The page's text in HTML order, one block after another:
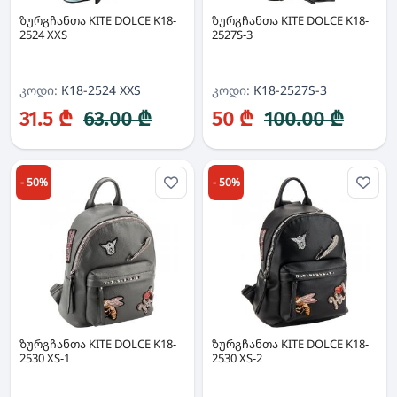
ზურგჩანთა KITE DOLCE K18-
2524 XXS
კოდი: K18-2524 XXS
31.5 ₾ 63.00 ₾
ზურგჩანთა KITE DOLCE K18-
2527S-3
კოდი: K18-2527S-3
50 ₾ 100.00 ₾
- 50%
ზურგჩანთა KITE DOLCE K18-
2530 XS-1
- 50%
ზურგჩანთა KITE DOLCE K18-
2530 XS-2